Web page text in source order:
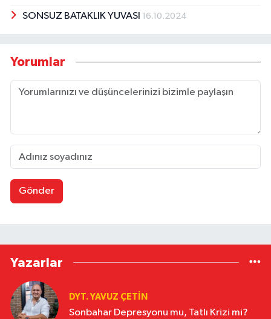
SONSUZ BATAKLIK YUVASI 16.10.2024
Yorumlar
Gönder
Yazarlar
DYT. YAVUZ ÇETİN
Sonbahar Depresyonu mu, Tatlı Krizi mi?